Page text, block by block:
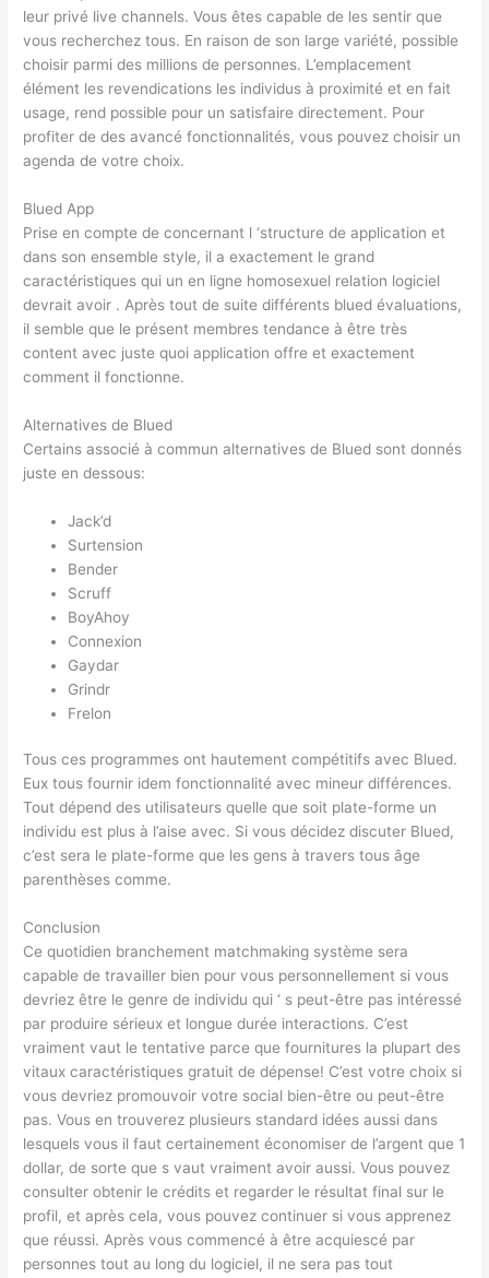
leur privé live channels. Vous êtes capable de les sentir que
vous recherchez tous. En raison de son large variété, possible
choisir parmi des millions de personnes. L’emplacement
élément les revendications les individus à proximité et en fait
usage, rend possible pour un satisfaire directement. Pour
profiter de des avancé fonctionnalités, vous pouvez choisir un
agenda de votre choix.
Blued App
Prise en compte de concernant l ‘structure de application et
dans son ensemble style, il a exactement le grand
caractéristiques qui un en ligne homosexuel relation logiciel
devrait avoir . Après tout de suite différents blued évaluations,
il semble que le présent membres tendance à être très
content avec juste quoi application offre et exactement
comment il fonctionne.
Alternatives de Blued
Certains associé à commun alternatives de Blued sont donnés
juste en dessous:
Jack’d
Surtension
Bender
Scruff
BoyAhoy
Connexion
Gaydar
Grindr
Frelon
Tous ces programmes ont hautement compétitifs avec Blued.
Eux tous fournir idem fonctionnalité avec mineur différences.
Tout dépend des utilisateurs quelle que soit plate-forme un
individu est plus à l’aise avec. Si vous décidez discuter Blued,
c’est sera le plate-forme que les gens à travers tous âge
parenthèses comme.
Conclusion
Ce quotidien branchement matchmaking système sera
capable de travailler bien pour vous personnellement si vous
devriez être le genre de individu qui ‘ s peut-être pas intéressé
par produire sérieux et longue durée interactions. C’est
vraiment vaut le tentative parce que fournitures la plupart des
vitaux caractéristiques gratuit de dépense! C’est votre choix si
vous devriez promouvoir votre social bien-être ou peut-être
pas. Vous en trouverez plusieurs standard idées aussi dans
lesquels vous il faut certainement économiser de l’argent que 1
dollar, de sorte que s vaut vraiment avoir aussi. Vous pouvez
consulter obtenir le crédits et regarder le résultat final sur le
profil, et après cela, vous pouvez continuer si vous apprenez
que réussi. Après vous commencé à être acquiescé par
personnes tout au long du logiciel, il ne sera pas tout